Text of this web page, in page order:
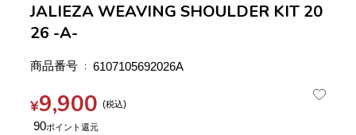
JALIEZA WEAVING SHOULDER KIT 20
26 -A-
商品番号 6107105692026A
¥9,900 税込
90